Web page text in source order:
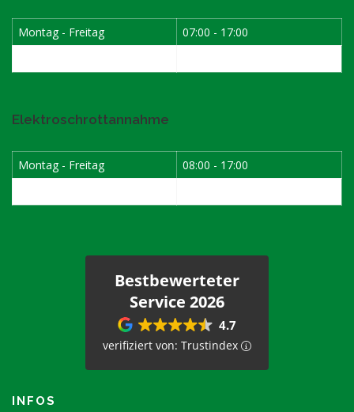
Montag - Freitag
07:00 - 17:00
Elektroschrottannahme
Montag - Freitag
08:00 - 17:00
Bestbewerteter
Service 2026
4.7
verifiziert von: Trustindex
INFOS